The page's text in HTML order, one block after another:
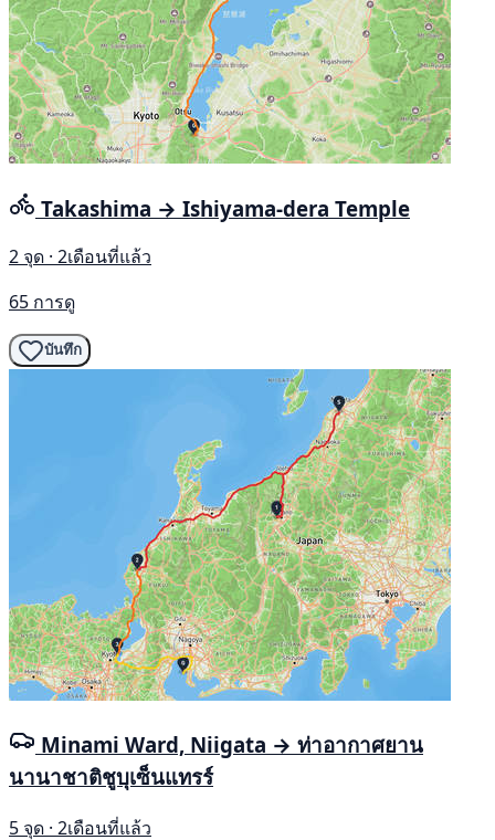
Takashima → Ishiyama-dera Temple
2 จุด · 2เดือนที่แล้ว
65 การดู
บันทึก
Minami Ward, Niigata → ท่าอากาศยาน
นานาชาติชูบุเซ็นแทรร์
5 จุด · 2เดือนที่แล้ว